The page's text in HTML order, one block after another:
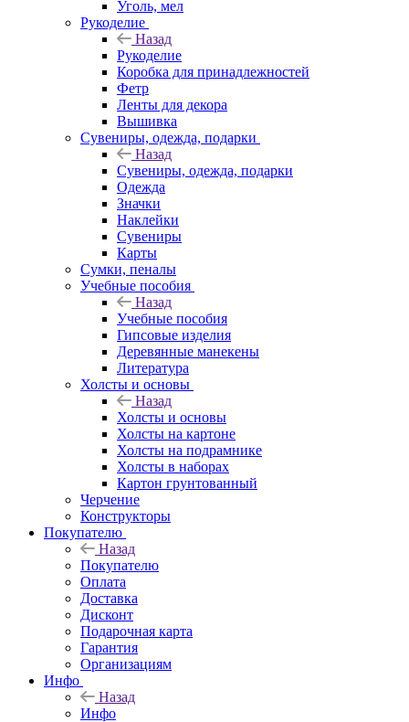
Уголь, мел
Рукоделие
Назад
Рукоделие
Коробка для принадлежностей
Фетр
Ленты для декора
Вышивка
Сувениры, одежда, подарки
Назад
Сувениры, одежда, подарки
Одежда
Значки
Наклейки
Сувениры
Карты
Сумки, пеналы
Учебные пособия
Назад
Учебные пособия
Гипсовые изделия
Деревянные манекены
Литература
Холсты и основы
Назад
Холсты и основы
Холсты на картоне
Холсты на подрамнике
Холсты в наборах
Картон грунтованный
Черчение
Конструкторы
Покупателю
Назад
Покупателю
Оплата
Доставка
Дисконт
Подарочная карта
Гарантия
Организациям
Инфо
Назад
Инфо